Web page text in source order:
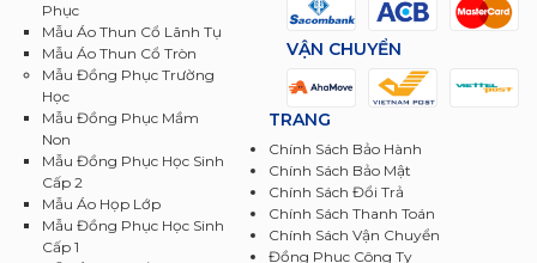
Phục
Mẫu Áo Thun Cổ Lãnh Tụ
Mẫu Áo Thun Cổ Tròn
Mẫu Đồng Phục Trường
Học
Mẫu Đồng Phục Mầm
Non
Mẫu Đồng Phục Học Sinh
Cấp 2
Mẫu Áo Họp Lớp
Mẫu Đồng Phục Học Sinh
Cấp 1
VẬN CHUYỂN
TRANG
Chính Sách Bảo Hành
Chính Sách Bảo Mật
Chính Sách Đổi Trả
Chính Sách Thanh Toán
Chính Sách Vận Chuyển
Đồng Phục Công Ty